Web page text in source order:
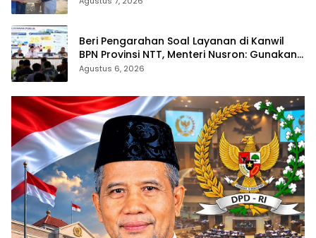
Beri Pengarahan Soal Layanan di Kanwil
BPN Provinsi NTT, Menteri Nusron: Gunakan
Sudut Pandang Masyarakat
Agustus 6, 2026